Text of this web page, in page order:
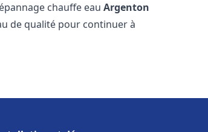
chauffe eauArgenton
de qualité pour continuer à